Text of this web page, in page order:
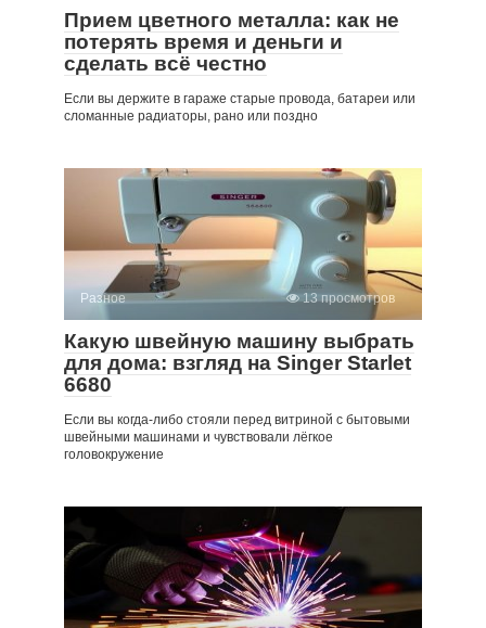
Прием цветного металла: как не
потерять время и деньги и
сделать всё честно
Если вы держите в гараже старые провода, батареи или
сломанные радиаторы, рано или поздно
Разное 13 просмотров
Какую швейную машину выбрать
для дома: взгляд на Singer Starlet
6680
Если вы когда-либо стояли перед витриной с бытовыми
швейными машинами и чувствовали лёгкое
головокружение